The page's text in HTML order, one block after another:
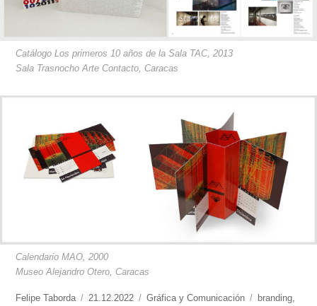
Catálogo Los primeros 10 años de la Sala TAC, 2013
Sala Trasnocho Arte Contacto, Caracas
Calendario MAO, 2000
Museo Alejandro Otero, Caracas
https://www.experimenta.es/author/felipe-
Felipe Taborda
Publicado
21.12.2022 Categorías
Gráfica y Comunicación Etiquetas
branding